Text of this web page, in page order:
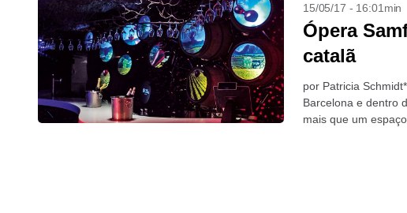
15/05/17 - 16:01min
Ópera
catalã
por Patricia
Barcelona e dentro
mais que um